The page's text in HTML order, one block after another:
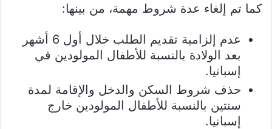
كما تم إلغاء عدة شروط مهمة، من بينها:
عدم إلزامية تقديم الطلب خلال أول 6 أشهر
بعد الولادة بالنسبة للأطفال المولودين في
إسبانيا.
حذف شروط السكن والدخل والإقامة لمدة
سنتين بالنسبة للأطفال المولودين خارج
إسبانيا.